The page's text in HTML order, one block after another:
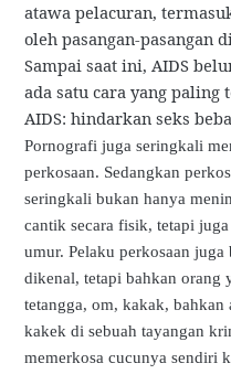
atawa pelacuran,
oleh pasangan-pasangan
Sampai saat ini, AIDS
ada satu cara yang
AIDS: hindarkan seks
Pornografi juga seringkali
perkosaan. Sedangkan
seringkali bukan hanya
cantik secara fisik, tetapi
umur. Pelaku perkosaan
dikenal, tetapi bahkan orang
tetangga, om, kakak, bahkan
kakek di sebuah tayangan
memerkosa cucunya sendiri